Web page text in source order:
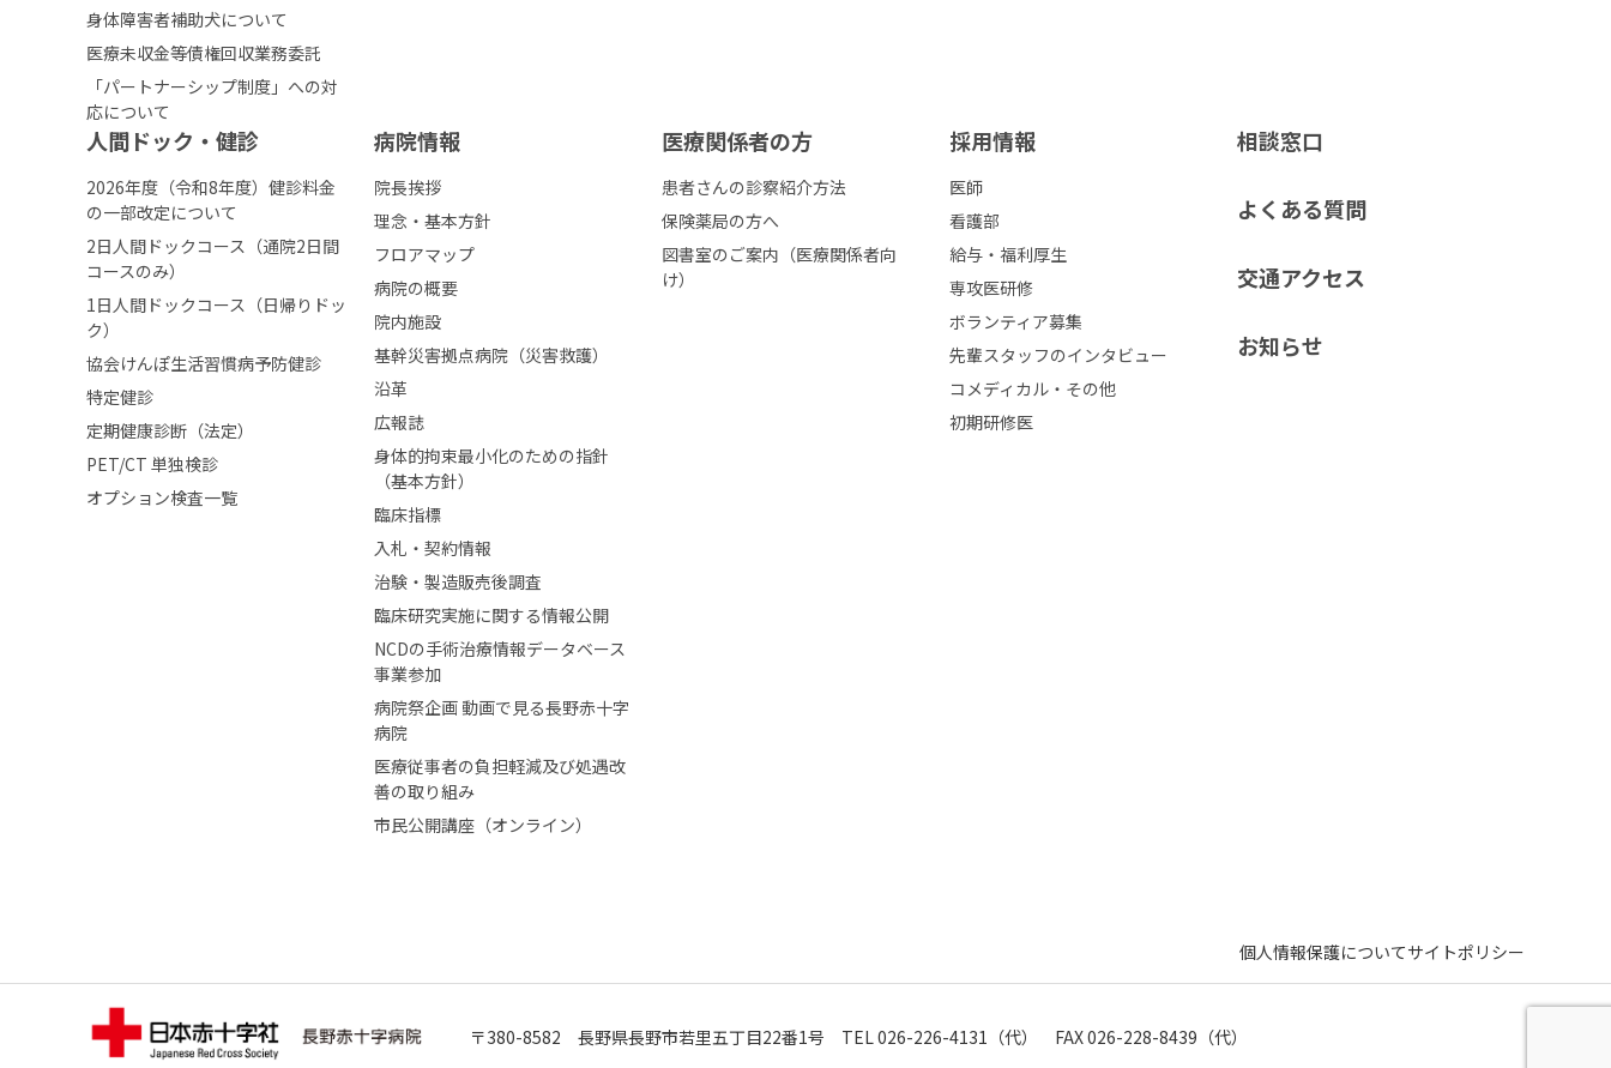
身体障害者補助犬について
医療未収金等債権回収業務委託
「パートナーシップ制度」への対
応について
人間ドック・健診
2026年度（令和8年度）健診料金
の一部改定について
2日人間ドックコース（通院2日間
コースのみ）
1日人間ドックコース（日帰りドッ
ク）
協会けんぽ生活習慣病予防健診
特定健診
定期健康診断（法定）
PET/CT 単独検診
オプション検査一覧
病院情報
院長挨拶
理念・基本方針
フロアマップ
病院の概要
院内施設
基幹災害拠点病院（災害救護）
沿革
広報誌
身体的拘束最小化のための指針
（基本方針）
臨床指標
入札・契約情報
治験・製造販売後調査
臨床研究実施に関する情報公開
NCDの手術治療情報データベース
事業参加
病院祭企画 動画で見る長野赤十字
病院
医療従事者の負担軽減及び処遇改
善の取り組み
市民公開講座（オンライン）
医療関係者の⽅
患者さんの診察紹介方法
保険薬局の方へ
図書室のご案内（医療関係者向
け）
採⽤情報
医師
看護部
給与・福利厚生
専攻医研修
ボランティア募集
先輩スタッフのインタビュー
コメディカル・その他
初期研修医
相談窓口
よくある質問
交通アクセス
お知らせ
個人情報保護についてサイトポリシー
〒380-8582 長野県長野市若里五丁目22番1号 TEL 026-226-4131（代） FAX 026-228-8439（代）